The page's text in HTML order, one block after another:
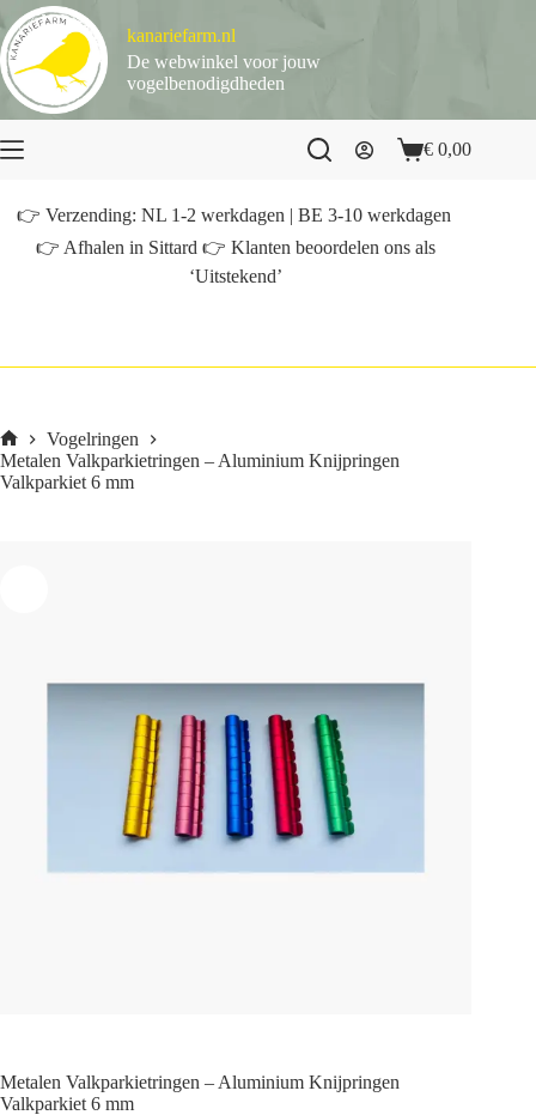
naar
de
inhoud
kanariefarm.nl
De webwinkel voor jouw
vogelbenodigdheden
Winkelwagen
€ 0,00
👉 Verzending: NL 1-2 werkdagen | BE 3-10 werkdagen
👉 Afhalen in Sittard 👉 Klanten beoordelen ons als
‘Uitstekend’
Home
Vogelringen
Metalen Valkparkietringen – Aluminium Knijpringen
Valkparkiet 6 mm
Metalen Valkparkietringen – Aluminium Knijpringen
Valkparkiet 6 mm